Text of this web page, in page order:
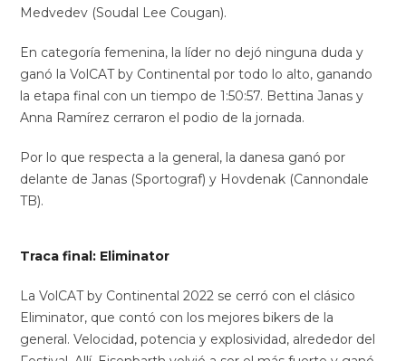
Medvedev (Soudal Lee Cougan).
En categoría femenina, la líder no dejó ninguna duda y
ganó la VolCAT by Continental por todo lo alto, ganando
la etapa final con un tiempo de 1:50:57. Bettina Janas y
Anna Ramírez cerraron el podio de la jornada.
Por lo que respecta a la general, la danesa ganó por
delante de Janas (Sportograf) y Hovdenak (Cannondale
TB).
Traca final: Eliminator
La VolCAT by Continental 2022 se cerró con el clásico
Eliminator, que contó con los mejores bikers de la
general. Velocidad, potencia y explosividad, alrededor del